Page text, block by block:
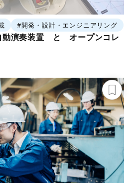
#開発・設計・エンジニアリング
動演奏装置 と オープンコレ